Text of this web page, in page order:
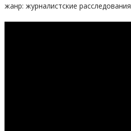
жанр: журналистские расследования